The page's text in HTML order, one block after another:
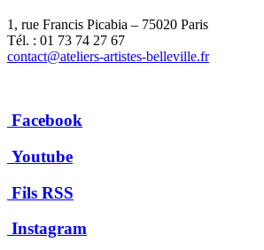
1, rue Francis Picabia – 75020 Paris
Tél. : 01 73 74 27 67
contact@ateliers-artistes-belleville.fr
Facebook
Youtube
Fils RSS
Instagram